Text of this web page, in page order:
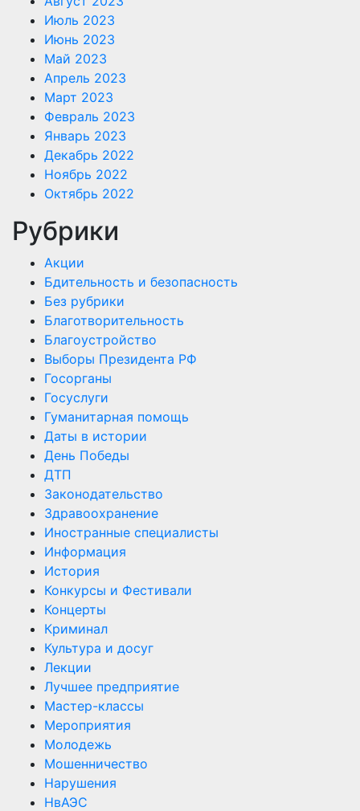
Июль 2023
Июнь 2023
Май 2023
Апрель 2023
Март 2023
Февраль 2023
Январь 2023
Декабрь 2022
Ноябрь 2022
Октябрь 2022
Рубрики
Акции
Бдительность и безопасность
Без рубрики
Благотворительность
Благоустройство
Выборы Президента РФ
Госорганы
Госуслуги
Гуманитарная помощь
Даты в истории
День Победы
ДТП
Законодательство
Здравоохранение
Иностранные специалисты
Информация
История
Конкурсы и Фестивали
Концерты
Криминал
Культура и досуг
Лекции
Лучшее предприятие
Мастер-классы
Мероприятия
Молодежь
Мошенничество
Нарушения
НвАЭС